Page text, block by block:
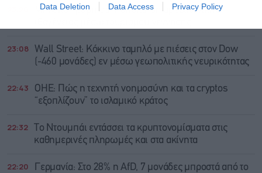
Data Deletion Data Access Privacy Policy
Μπλόκο Τραμπ στην απόκτηση αμερικανικής
23:08
Wall Street: Κόκκινο ταμπλό με πιέσεις στον Dow
(-460 μονάδες) εν μέσω γεωπολιτικής νευρικότητας
22:43
ΟΗΕ: Πώς η τεχνητή νοημοσύνη και τα cryptos
“εξοπλίζουν” το ισλαμικό κράτος
22:32
Το Ντουμπάι εντάσσει τα κρυπτονομίσματα στις
καθημερινές πληρωμές και στα ακίνητα
22:20
Γερμανία: Στο 28% η AfD, 7 μονάδες μπροστά από το